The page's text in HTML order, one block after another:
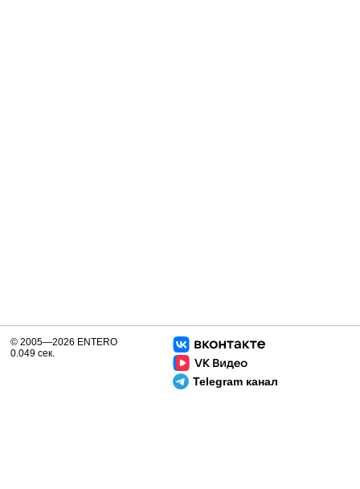
Telegram канал
© 2005—2026 ENTERO
0.049 сек.